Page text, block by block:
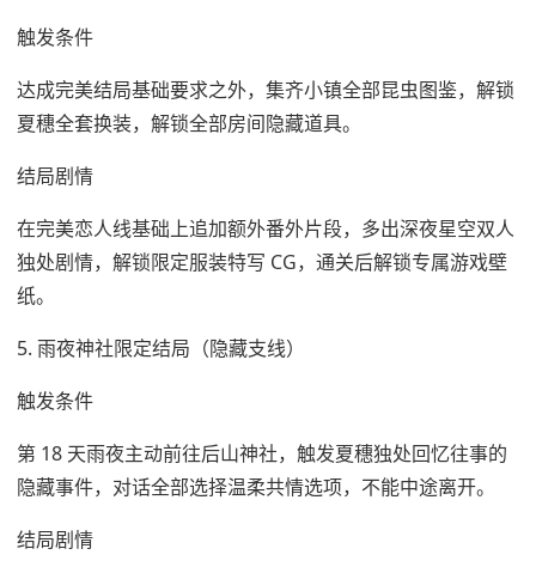
触发条件
达成完美结局基础要求之外，集齐小镇全部昆虫图鉴，解锁
夏穗全套换装，解锁全部房间隐藏道具。
结局剧情
在完美恋人线基础上追加额外番外片段，多出深夜星空双人
独处剧情，解锁限定服装特写 CG，通关后解锁专属游戏壁
纸。
5. 雨夜神社限定结局（隐藏支线）
触发条件
第 18 天雨夜主动前往后山神社，触发夏穗独处回忆往事的
隐藏事件，对话全部选择温柔共情选项，不能中途离开。
结局剧情